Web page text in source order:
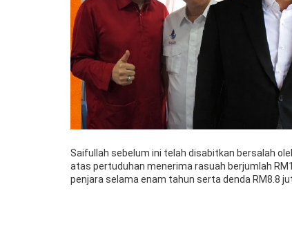
Saifullah sebelum ini telah disabitkan bersalah
atas pertuduhan menerima rasuah berjumlah
penjara selama enam tahun serta denda RM8.8